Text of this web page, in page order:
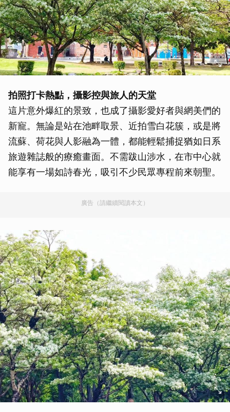
拍照打卡熱點，攝影控與旅人的天堂
這片意外爆紅的景致，也成了攝影愛好者與網美們的
新寵。無論是站在池畔取景、近拍雪白花簇，或是將
流蘇、荷花與人影融為一體，都能輕鬆捕捉猶如日系
旅遊雜誌般的療癒畫面。不需跋山涉水，在市中心就
能享有一場如詩春光，吸引不少民眾專程前來朝聖。
廣告（請繼續閱讀本文）